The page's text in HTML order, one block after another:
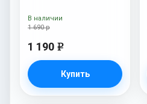
Blue Mountain
1 690 р
1 190 e
Купить
В наличии